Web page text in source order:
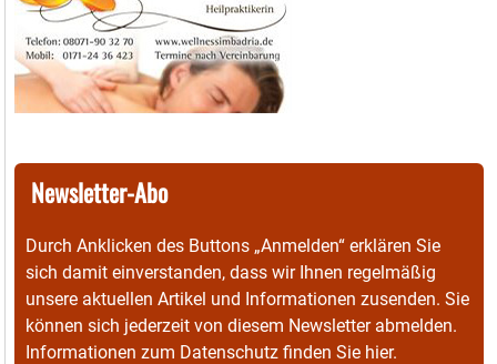
Newsletter-Abo
Durch Anklicken des Buttons „Anmelden“ erklären Sie
sich damit einverstanden, dass wir Ihnen regelmäßig
unsere aktuellen Artikel und Informationen zusenden. Sie
können sich jederzeit von diesem Newsletter abmelden.
Informationen zum Datenschutz finden Sie hier.